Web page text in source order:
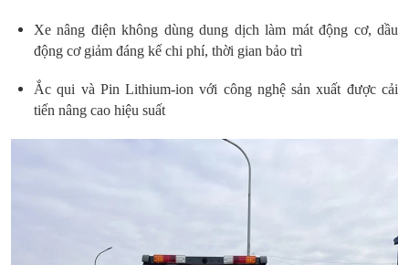
Xe nâng điện không dùng dung dịch làm mát động cơ, dầu
động cơ giảm đáng kể chi phí, thời gian bảo trì
Ắc qui và Pin Lithium-ion với công nghệ sản xuất được cải
tiến nâng cao hiệu suất